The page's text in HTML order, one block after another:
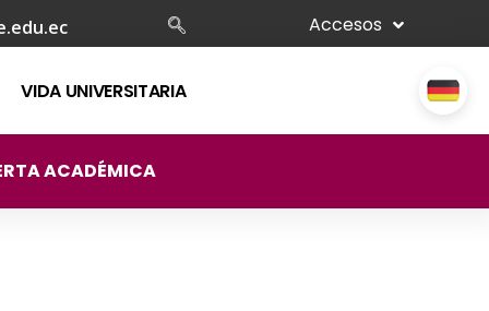
Accesos
VIDA UNIVERSITARIA
ACADÉMICA